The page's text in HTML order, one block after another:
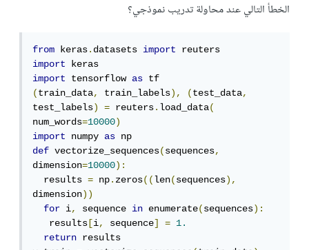
الخطأ التالي عند محاولة تدريب نموذجي؟
from keras.datasets import
import
import
tensorflow as
(train_data, train_labels), (test_data,
test_labels) = reuters.load_data(
num_words=10000)
import
numpy as
def vectorize_sequences(sequences,
dimension=10000):
  results
= np.zeros((len(sequences),
dimension))
for i, sequence in enumerate(sequences):
   results
[i, sequence] =
1.
return results